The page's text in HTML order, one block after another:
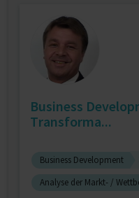
Business
Transforma...
Business Development
Analyse der Markt- /